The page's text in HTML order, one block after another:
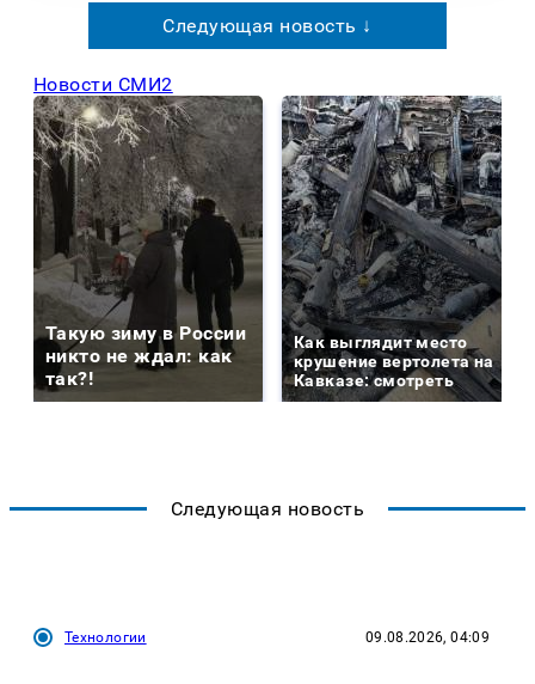
Следующая новость ↓
Новости СМИ2
Такую зиму в России
никто не ждал: как
так?!
Как выглядит место
крушение вертолета на
Кавказе: смотреть
Следующая новость
Технологии 09.08.2026, 04:09